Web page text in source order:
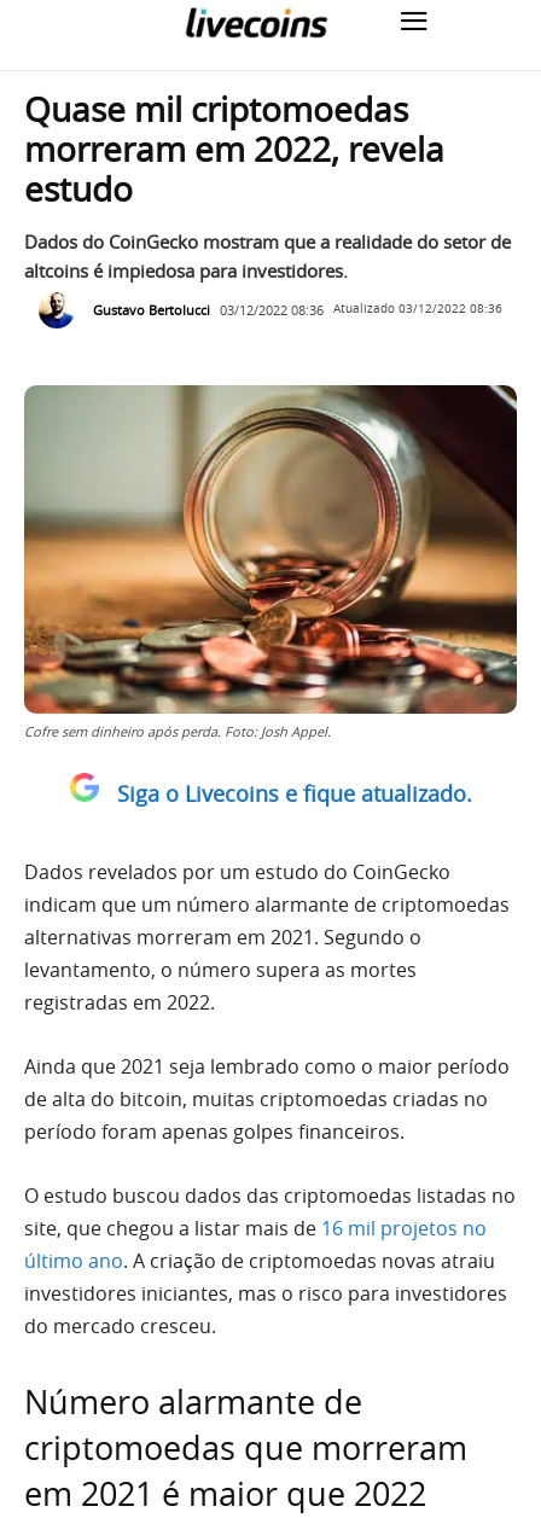
Quase mil criptomoedas
morreram em 2022, revela
estudo
Dados do CoinGecko mostram que a realidade do setor de
altcoins é impiedosa para investidores.
Gustavo Bertolucci 03/12/2022 08:36 Atualizado 03/12/2022 08:36
Cofre sem dinheiro após perda. Foto: Josh Appel.
Siga o Livecoins e fique atualizado.
Dados revelados por um estudo do CoinGecko
indicam que um número alarmante de criptomoedas
alternativas morreram em 2021. Segundo o
levantamento, o número supera as mortes
registradas em 2022.
Ainda que 2021 seja lembrado como o maior período
de alta do bitcoin, muitas criptomoedas criadas no
período foram apenas golpes financeiros.
O estudo buscou dados das criptomoedas listadas no
site, que chegou a listar mais de 16 mil projetos no
último ano. A criação de criptomoedas novas atraiu
investidores iniciantes, mas o risco para investidores
do mercado cresceu.
Número alarmante de
criptomoedas que morreram
em 2021 é maior que 2022